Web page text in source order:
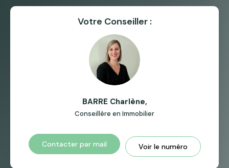
Votre Conseiller :
BARRE Charlène,
Conseillère en Immobilier
Contacter par mail Voir le numéro